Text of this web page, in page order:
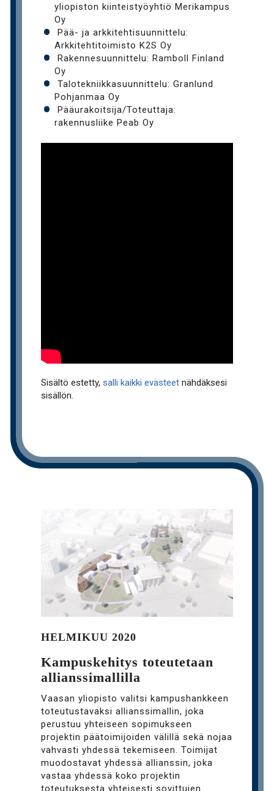
yliopiston kiinteistyöyhtiö Merikampus
Oy
Pää- ja arkkitehtisuunnittelu:
Arkkitehtitoimisto K2S Oy
Rakennesuunnittelu: Ramboll Finland
Oy
Talotekniikkasuunnittelu: Granlund
Pohjanmaa Oy
Pääurakoitsija/Toteuttaja:
rakennusliike Peab Oy
Sisältö estetty, salli kaikki evästeetnähdäksesi
sisällön.
HELMIKUU 2020
Kampuskehitys toteutetaan
allianssimallilla
Vaasan yliopisto valitsi kampushankkeen
toteutustavaksi allianssimallin, joka
perustuu yhteiseen sopimukseen
projektin päätoimijoiden välillä sekä nojaa
vahvasti yhdessä tekemiseen. Toimijat
muodostavat yhdessä allianssin, joka
vastaa yhdessä koko projektin
toteutuksesta yhteisesti sovittujen